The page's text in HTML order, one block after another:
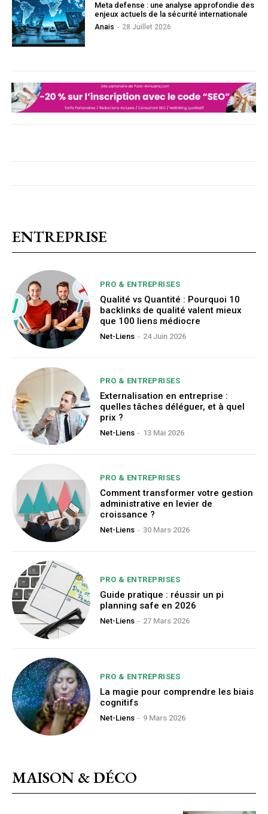
Meta defense : une analyse approfondie des
enjeux actuels de la sécurité internationale
Anais - 28 Juillet 2026
ENTREPRISE
PRO & ENTREPRISES
Qualité vs Quantité : Pourquoi 10
backlinks de qualité valent mieux
que 100 liens médiocre
Net-Liens - 24 Juin 2026
PRO & ENTREPRISES
Externalisation en entreprise :
quelles tâches déléguer, et à quel
prix ?
Net-Liens - 13 Mai 2026
PRO & ENTREPRISES
Comment transformer votre gestion
administrative en levier de
croissance ?
Net-Liens - 30 Mars 2026
PRO & ENTREPRISES
Guide pratique : réussir un pi
planning safe en 2026
Net-Liens - 27 Mars 2026
PRO & ENTREPRISES
La magie pour comprendre les biais
cognitifs
Net-Liens - 9 Mars 2026
MAISON & DÉCO